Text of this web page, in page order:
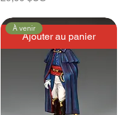
Ajouter au panier
À venir